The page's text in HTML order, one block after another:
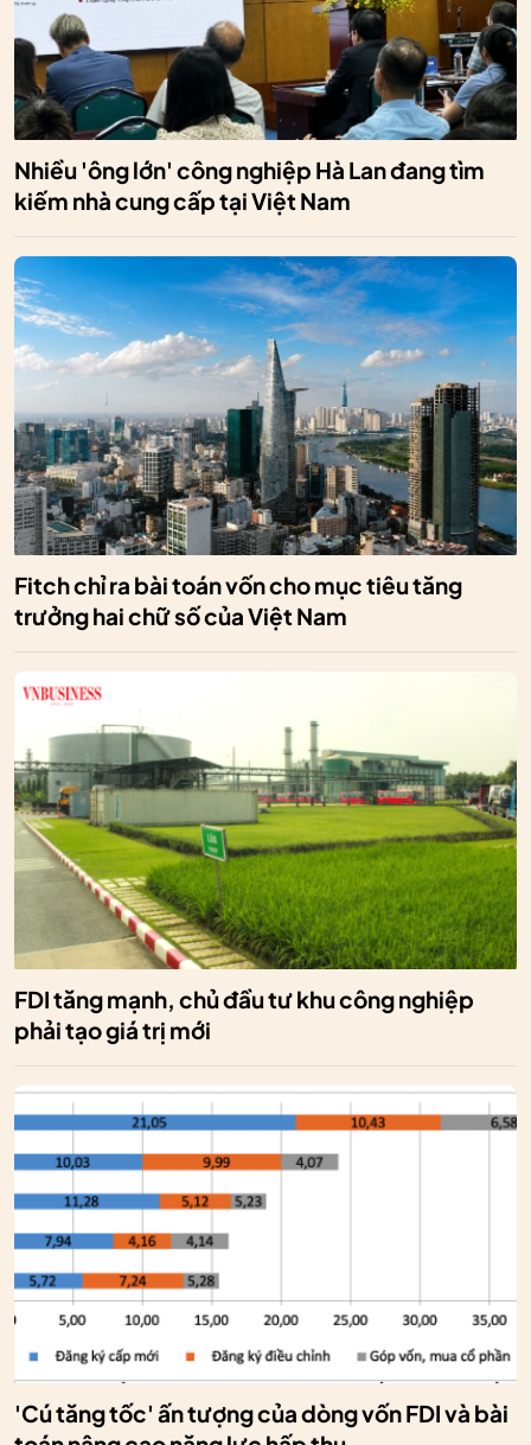
Nhiều 'ông lớn' công nghiệp Hà Lan đang tìm
kiếm nhà cung cấp tại Việt Nam
Fitch chỉ ra bài toán vốn cho mục tiêu tăng
trưởng hai chữ số của Việt Nam
FDI tăng mạnh, chủ đầu tư khu công nghiệp
phải tạo giá trị mới
'Cú tăng tốc' ấn tượng của dòng vốn FDI và bài